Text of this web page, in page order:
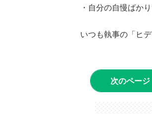
・自分の自慢ばか
いつも執事の「ヒ
次のページ